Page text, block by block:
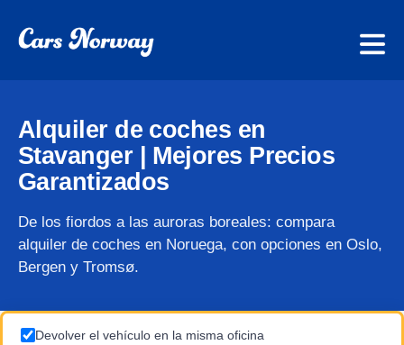
Alquiler de coches en
Stavanger | Mejores Precios
Garantizados
De los fiordos a las auroras boreales: compara
alquiler de coches en Noruega, con opciones en Oslo,
Bergen y Tromsø.
Devolver el vehículo en la misma oficina